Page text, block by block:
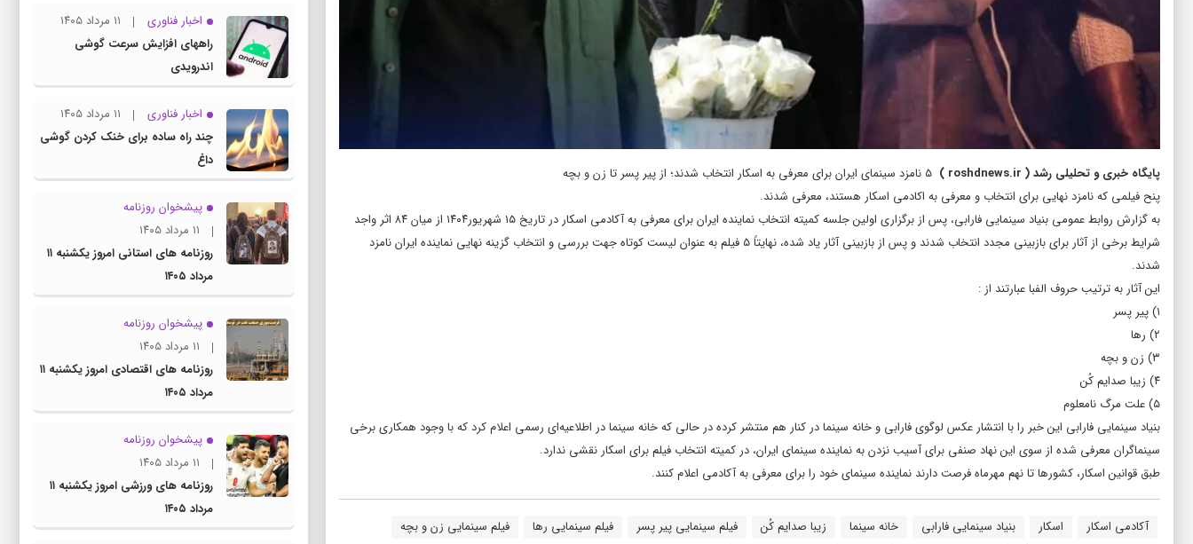
پایگاه خبری و تحلیلی رشد(
roshdnews.ir
)
پنح فیلمی که نامزد نهایی برای انتخاب و معرفی به اکادمی اسکار هستند، معرفی شدند.
به گزارش روابط عمومی بنیاد سینمایی فارابی، پس از برگزاری اولین جلسه کمیته انتخاب نماینده ایران برای معرفی به آکادمی اسکار در تاریخ ۱۵ شهریور۱۴۰۴ از میان ۸۴ اثر واجد
شرایط برخی از آثار برای بازبینی مجدد انتخاب شدند و پس از بازبینی آثار یاد شده، نهایتاً ۵ فیلم به عنوان لیست کوتاه جهت بررسی و انتخاب گزینه‌ نهایی نماینده ایران نامزد
شدند.
این آثار به ترتیب حروف الفبا عبارتند از :
۱) پیر پسر
۲) رها
۳) زن و بچه
۴) زیبا صدایم کُن
۵) علت مرگ نامعلوم
بنیاد سینمایی فارابی این خبر را با انتشار عکس لوگوی فارابی و خانه سینما در کنار هم منتشر کرده در حالی که خانه سینما در اطلاعیه‌ای رسمی اعلام کرد که با وجود همکاری برخی
سینماگران معرفی شده از سوی این نهاد صنفی برای آسیب نزدن به نماینده سینمای ایران، در کمیته انتخاب فیلم برای اسکار نقشی ندارد.
طبق قوانین اسکار، کشورها تا نهم مهرماه فرصت دارند نماینده سینمای خود را برای معرفی به آکادمی اعلام کنند.
آکادمی اسکار اسکار بنیاد سینمایی فارابی خانه سینما زیبا صدایم کُن فیلم سینمایی پیر پسر فیلم سینمایی رها
فیلم سینمایی زن و بچه
اخبار فناوری
۱۱ مرداد ۱۴۰۵
راههای افزایش سرعت گوشی
اندرویدی
اخبار فناوری
۱۱ مرداد ۱۴۰۵
چند راه‌ ساده برای خنک کردن گوشی
داغ
پیشخوان روزنامه
۱۱ مرداد ۱۴۰۵
روزنامه های استانی امروز یکشنبه ۱۱
مرداد ۱۴۰۵
پیشخوان روزنامه
۱۱ مرداد ۱۴۰۵
روزنامه های اقتصادی امروز یکشنبه ۱۱
مرداد ۱۴۰۵
پیشخوان روزنامه
۱۱ مرداد ۱۴۰۵
روزنامه های ورزشی امروز یکشنبه ۱۱
مرداد ۱۴۰۵